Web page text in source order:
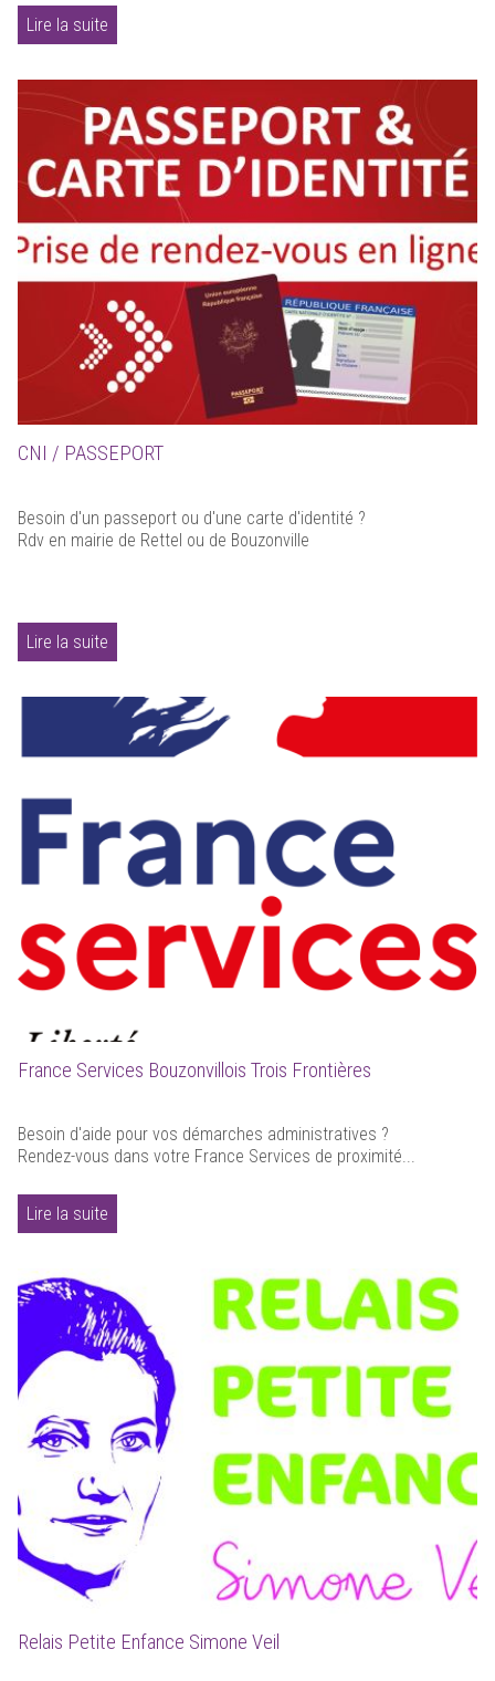
Lire la suite
CNI / PASSEPORT
Besoin d'un passeport ou d'une carte d'identité ?
Rdv en mairie de Rettel ou de Bouzonville
Lire la suite
France Services Bouzonvillois Trois Frontières
Besoin d'aide pour vos démarches administratives ?
Rendez-vous dans votre France Services de proximité...
Lire la suite
Relais Petite Enfance Simone Veil